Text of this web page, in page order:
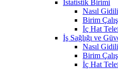
İstatistik Birimi
Nasıl
Birim
İç Hat
İş Sağlığı ve
Nasıl
Birim
İç Hat